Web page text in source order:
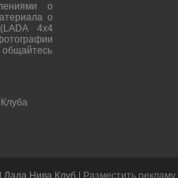
о
о
4x4
Нива Клуб | Разместить рекламу